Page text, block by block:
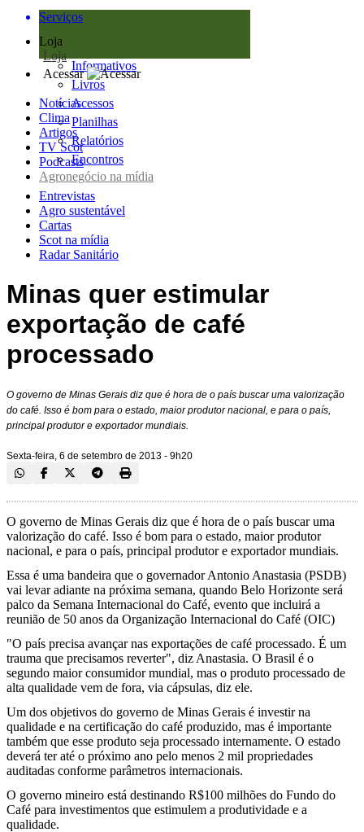
Serviços
Loja
Loja
Informativos
Livros
Acessos
Planilhas
Relatórios
Encontros
Acessar
Notícias
Clima
Artigos
TV Scot
Podcasts
Agronegócio na mídia
Entrevistas
Agro sustentável
Cartas
Scot na mídia
Radar Sanitário
Minas quer estimular
exportação de café
processado
O governo de Minas Gerais diz que é hora de o país buscar uma valorização
do café. Isso é bom para o estado, maior produtor nacional, e para o país,
principal produtor e exportador mundiais.
Sexta-feira, 6 de setembro de 2013 - 9h20
O governo de Minas Gerais diz que é hora de o país buscar uma
valorização do café. Isso é bom para o estado, maior produtor
nacional, e para o país, principal produtor e exportador mundiais.
Essa é uma bandeira que o governador Antonio Anastasia (PSDB)
vai levar adiante na próxima semana, quando Belo Horizonte será
palco da Semana Internacional do Café, evento que incluirá a
reunião de 50 anos da Organização Internacional do Café (OIC)
"O país precisa avançar nas exportações de café processado. É um
trauma que precisamos reverter", diz Anastasia. O Brasil é o
segundo maior consumidor mundial, mas o produto processado de
alta qualidade vem de fora, via cápsulas, diz ele.
Um dos objetivos do governo de Minas Gerais é investir na
qualidade e na certificação do café produzido, mas é importante
também que esse produto seja processado internamente. O estado
deverá ter até o próximo ano pelo menos 2 mil propriedades
auditadas conforme parâmetros internacionais.
O governo mineiro está destinando R$100 milhões do Fundo do
Café para investimentos que estimulem a produtividade e a
qualidade.